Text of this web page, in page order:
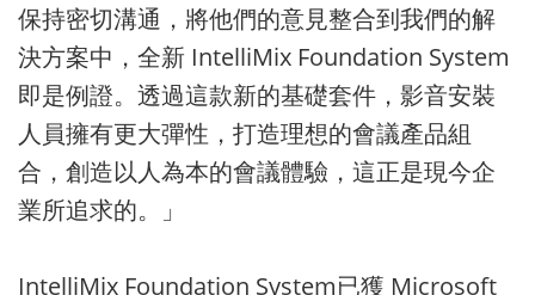
保持密切溝通，將他們的意見整合到我們的解
決方案中，全新 IntelliMix Foundation System
即是例證。透過這款新的基礎套件，影音安裝
人員擁有更大彈性，打造理想的會議產品組
合，創造以人為本的會議體驗，這正是現今企
業所追求的。」
IntelliMix Foundation System已獲 Microsoft